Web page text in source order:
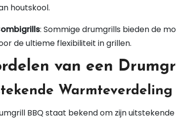
houtskool.
: Sommige drumgrills bieden de
de ultieme flexibiliteit in grillen.
van een
Warmteverdeling
BBQ staat bekend om zijn